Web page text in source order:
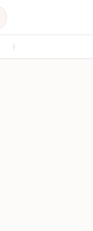
Religiosa